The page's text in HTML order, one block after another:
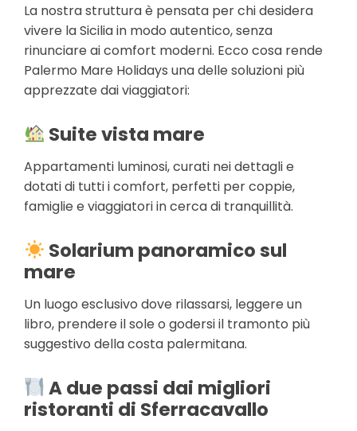
La nostra struttura è pensata per chi desidera
vivere la Sicilia in modo autentico, senza
rinunciare ai comfort moderni. Ecco cosa rende
Palermo Mare Holidays una delle soluzioni più
apprezzate dai viaggiatori:
Suite vista mare
Appartamenti luminosi, curati nei dettagli e
dotati di tutti i comfort, perfetti per coppie,
famiglie e viaggiatori in cerca di tranquillità.
Solarium panoramico sul
mare
Un luogo esclusivo dove rilassarsi, leggere un
libro, prendere il sole o godersi il tramonto più
suggestivo della costa palermitana.
A due passi dai migliori
ristoranti di Sferracavallo